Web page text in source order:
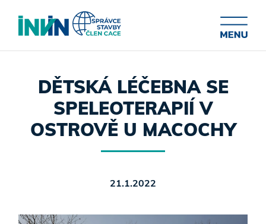
DĚTSKÁ LÉČEBNA SE
SPELEOTERAPIÍ V
OSTROVĚ U MACOCHY
21.1.2022